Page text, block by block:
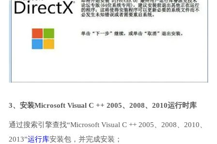
3、安装Microsoft Visual C ++ 2005、2008、2010运行时库
通过搜索引擎查找“Microsoft Visual C ++ 2005、2008、2010、
2013”运行库安装包，并完成安装；